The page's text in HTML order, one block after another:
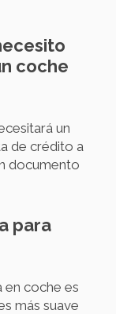
coche
un
de crédito a
documento
para
en coche es
más suave